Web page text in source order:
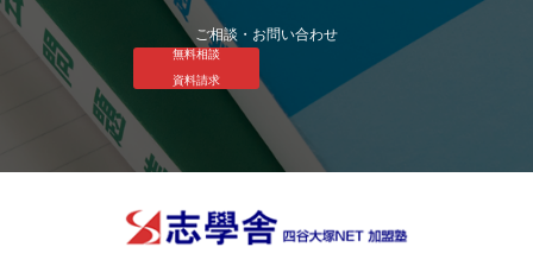
ご相談・お問い合わせ
無料相談
資料請求